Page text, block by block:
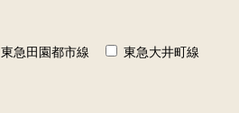
東急田園都市線
東急大井町線